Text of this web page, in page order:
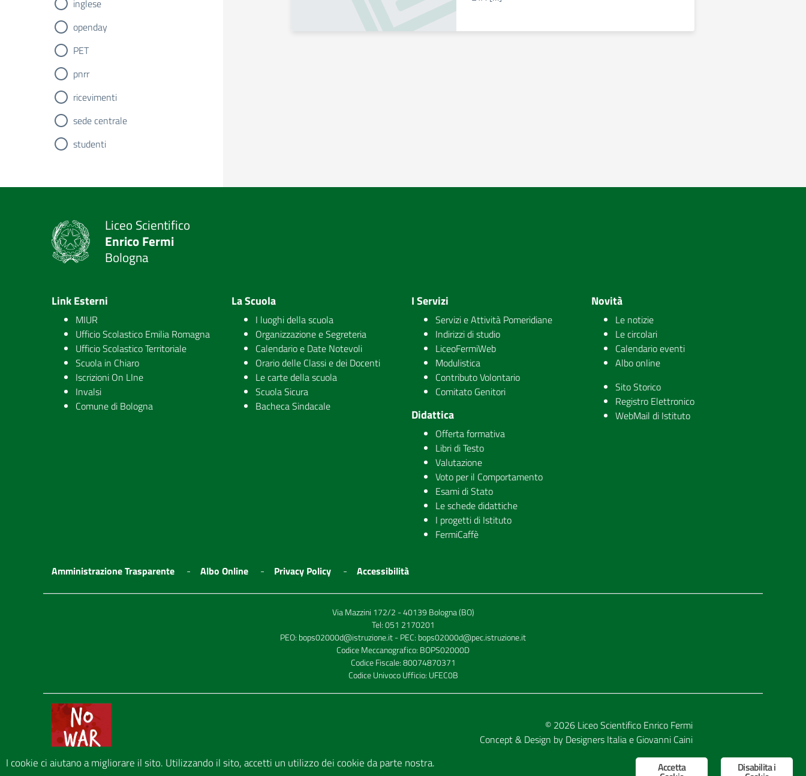
inglese
openday
PET
pnrr
ricevimenti
sede centrale
studenti
Liceo Scientifico
Enrico Fermi
Bologna
Link Esterni
MIUR
Ufficio Scolastico Emilia Romagna
Ufficio Scolastico Territoriale
Scuola in Chiaro
Iscrizioni On LIne
Invalsi
Comune di Bologna
La Scuola
I luoghi della scuola
Organizzazione e Segreteria
Calendario e Date Notevoli
Orario delle Classi e dei Docenti
Le carte della scuola
Scuola Sicura
Bacheca Sindacale
I Servizi
Servizi e Attività Pomeridiane
Indirizzi di studio
LiceoFermiWeb
Modulistica
Contributo Volontario
Comitato Genitori
Didattica
Offerta formativa
Libri di Testo
Valutazione
Voto per il Comportamento
Esami di Stato
Le schede didattiche
I progetti di Istituto
FermiCaffè
Novità
Le notizie
Le circolari
Calendario eventi
Albo online
Sito Storico
Registro Elettronico
WebMail di Istituto
Amministrazione Trasparente Albo Online Privacy Policy Accessibilità
Via Mazzini 172/2 - 40139 Bologna (BO)
Tel:051 2170201
PEO: bops02000d@istruzione.it- PEC: bops02000d@pec.istruzione.it
Codice Meccanografico: BOPS02000D
Codice Fiscale: 80074870371
Codice Univoco Ufficio: UFEC0B
© 2026 Liceo Scientifico Enrico Fermi
Concept & Design by Designers Italiae Giovanni Caini
Disabilita i
Accetta
I cookie ci aiutano a migliorare il sito. Utilizzando il sito, accetti un utilizzo dei cookie da parte nostra.